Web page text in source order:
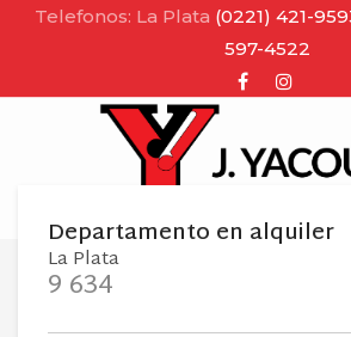
Telefonos: La Plata (0221) 421-
597-4522
Facebook
MENU
Departamento en alquiler
La Plata
9 634